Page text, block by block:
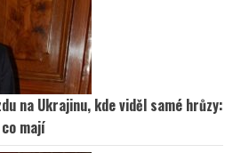
na Ukrajinu, kde viděl samé hrůzy:
mají